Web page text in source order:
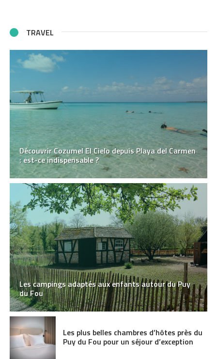
TRAVEL
Découvrir Cozumel El Cielo depuis Playa del Carmen
: est-ce indispensable ?
Les campings adaptés aux enfants autour du Puy
du Fou
Les plus belles chambres d’hôtes près du
Puy du Fou pour un séjour d’exception